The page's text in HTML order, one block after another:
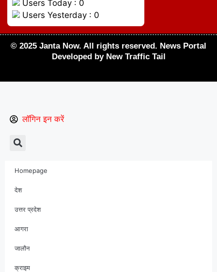
Users Today : 0
Users Yesterday : 0
© 2025 Janta Now. All rights reserved. News Portal
Developed by New Traffic Tail
लॉगिन इन करें
Homepage
देश
उत्तर प्रदेश
आगरा
जालौन
क्राइम